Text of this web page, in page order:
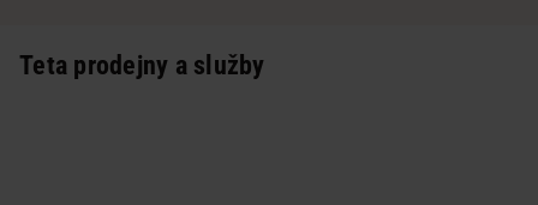
Teta prodejny a služby